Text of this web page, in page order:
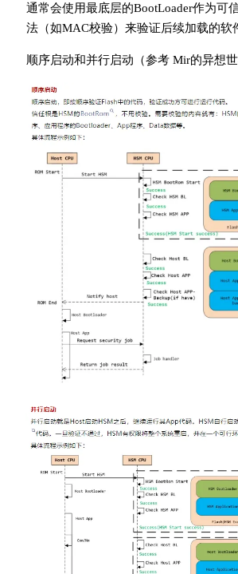
通常会使用最底层的BootLoader作为可
法（如MAC校验）来验证后续加载的软
顺序启动和并行启动（参考 Mir的异想世